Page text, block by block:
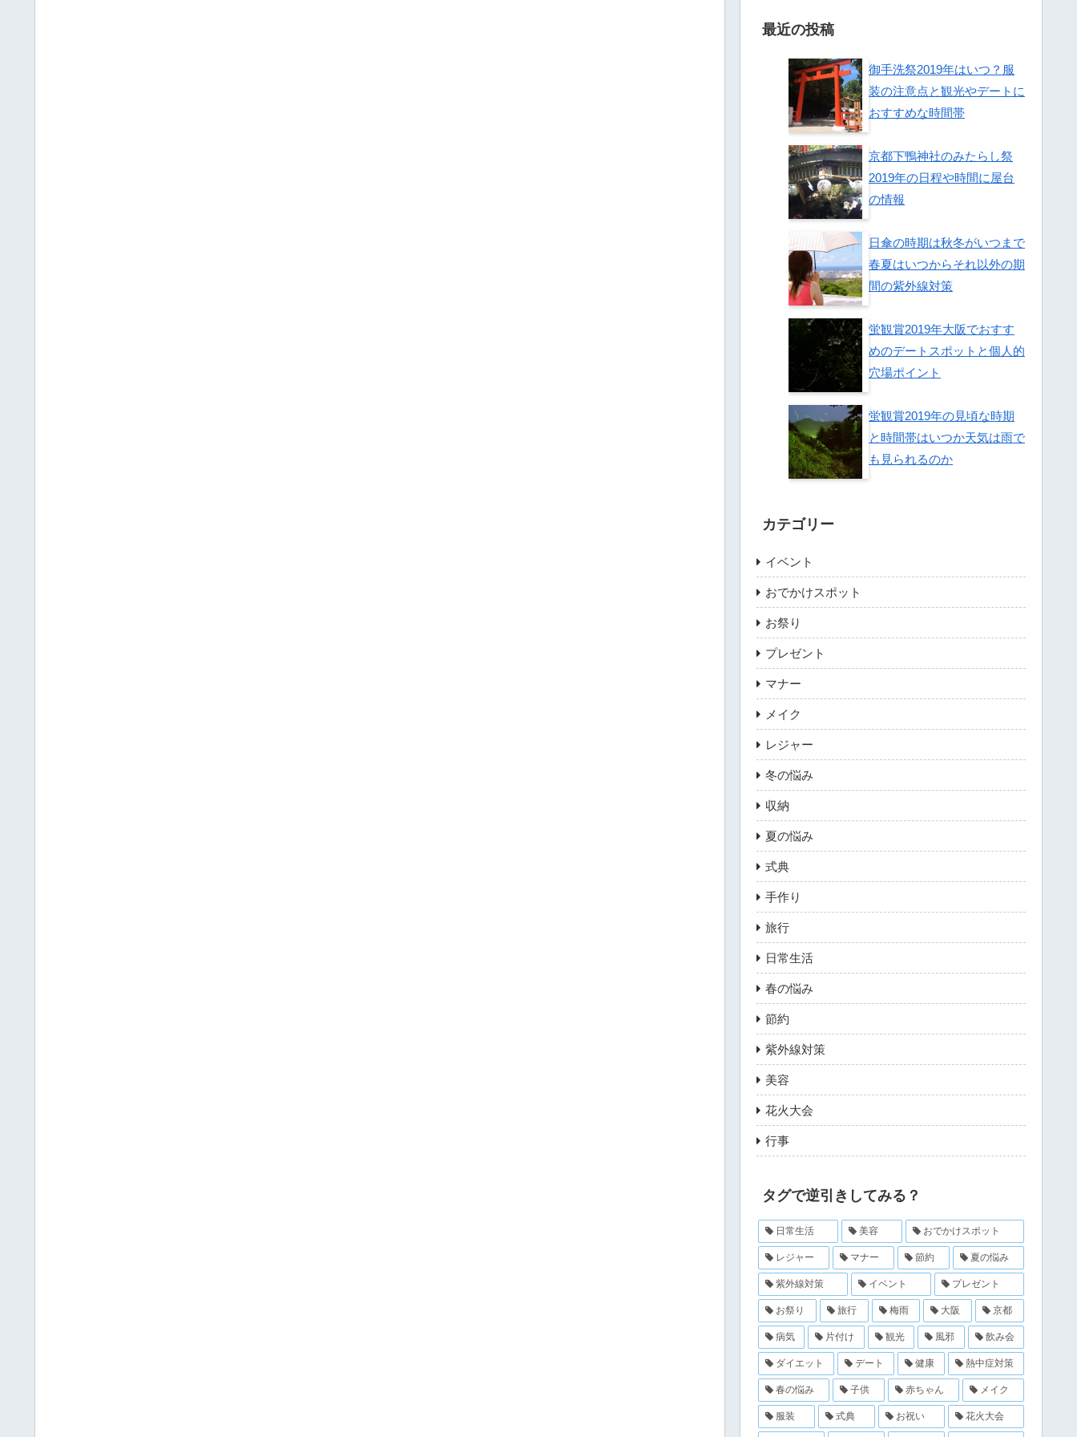
最近の投稿
御手洗祭2019年はいつ？服
装の注意点と観光やデートに
おすすめな時間帯
京都下鴨神社のみたらし祭
2019年の日程や時間に屋台
の情報
日傘の時期は秋冬がいつまで
春夏はいつからそれ以外の期
間の紫外線対策
蛍観賞2019年大阪でおすす
めのデートスポットと個人的
穴場ポイント
蛍観賞2019年の見頃な時期
と時間帯はいつか天気は雨で
も見られるのか
カテゴリー
イベント
おでかけスポット
お祭り
プレゼント
マナー
メイク
レジャー
冬の悩み
収納
夏の悩み
式典
手作り
旅行
日常生活
春の悩み
節約
紫外線対策
美容
花火大会
行事
タグで逆引きしてみる？
日常生活 美容 おでかけスポット
レジャー マナー 節約 夏の悩み
紫外線対策 イベント プレゼント
お祭り 旅行 梅雨 大阪 京都
病気 片付け 観光 風邪 飲み会
ダイエット デート 健康 熱中症対策
春の悩み 子供 赤ちゃん メイク
服装 式典 お祝い 花火大会